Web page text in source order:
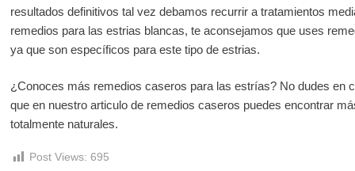
resultados definitivos tal vez debamos recurrir a tratamientos
remedios para las estrias blancas, te aconsejamos que uses
ya que son específicos para este tipo de estrias.
¿Conoces más remedios caseros para las estrías? No dudes en
que en nuestro articulo de remedios caseros puedes encontrar
totalmente naturales.
Post Views: 695